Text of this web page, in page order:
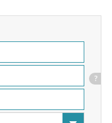
?